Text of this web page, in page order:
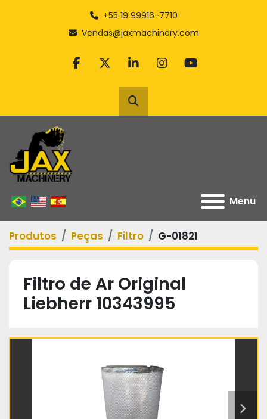
+55 19 99916-7710
Vendas@jaxmachinery.com
facebook
twitterlinkedininstagram
youtube
Pesquisar
Menu
Produtos Peças Filtro G-01821
Filtro de Ar Original
Liebherr 10343995